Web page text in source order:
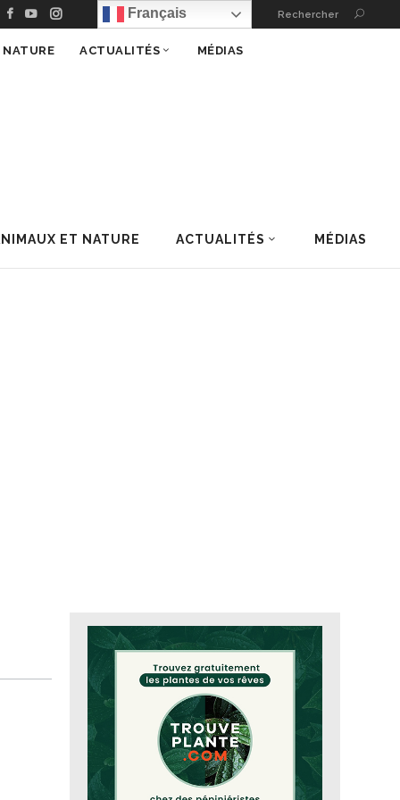
Français Rechercher
ET NATURE ACTUALITÉS MÉDIAS
ACTUALITÉS MÉDIAS